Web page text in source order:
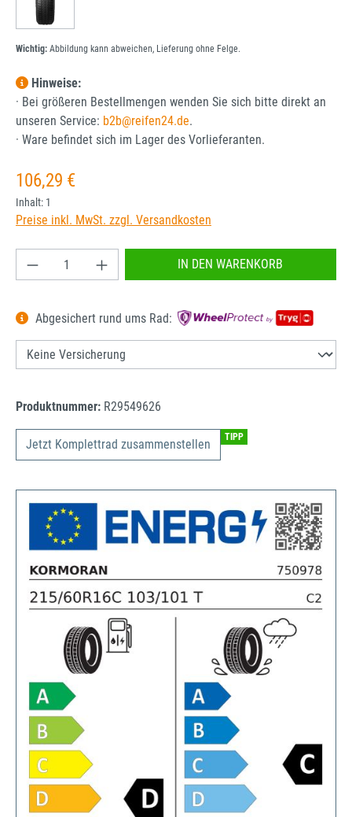
Wichtig: Abbildung kann abweichen, Lieferung ohne Felge.
Hinweise:
· Bei größeren Bestellmengen wenden Sie sich bitte direkt an
unseren Service: b2b@reifen24.de.
· Ware befindet sich im Lager des Vorlieferanten.
Regulärer Preis:
106,29 €
Inhalt: 1
Preise inkl. MwSt. zzgl. Versandkosten
Produkt Anzahl: Gib den gewünschten Wert
IN DEN WARENKORB
Abgesichert rund ums Rad:
Produktnummer: R29549626
Jetzt Komplettrad zusammenstellen TIPP